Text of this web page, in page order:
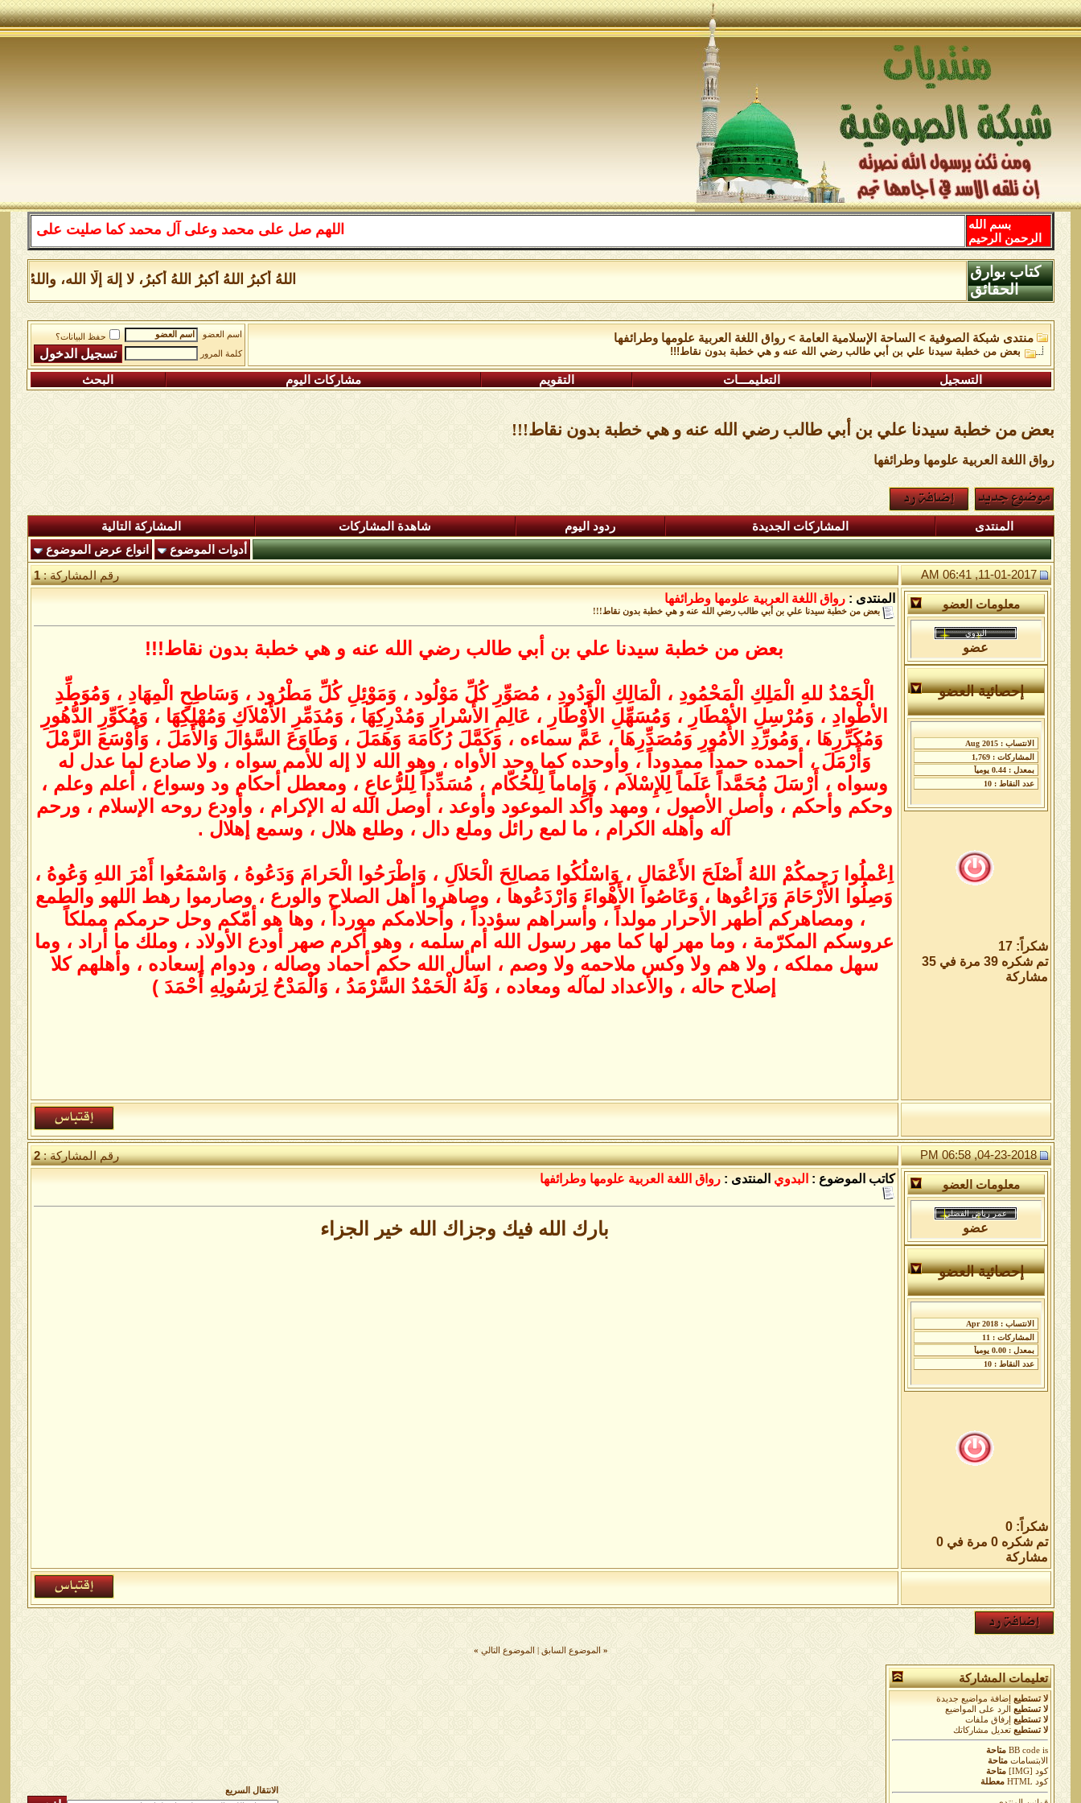
اللهم صل على محمد وعلى آل محمد كما صليت على إبراهيم
بسم الله
الرحمن الرحيم
اللهُ أكبرُ اللهُ أكبرُ اللهُ أكبرُ، لا إلهَ إلَّا الله، واللهُ
كتاب بوارق
الحقائق
منتدى شبكة الصوفية > الساحة اﻹسلامية العامة >رواق اللغة العربية علومها وطرائفها
بعض من خطبة سيدنا علي بن أبي طالب رضي الله عنه و هي خطبة بدون نقاط!!!
اسم العضو
حفظ البيانات؟
كلمة المرور
التسجيل التعليمـــات التقويم مشاركات اليوم البحث
بعض من خطبة سيدنا علي بن أبي طالب رضي الله عنه و هي خطبة بدون نقاط!!!
رواق اللغة العربية علومها وطرائفها
المنتدى المشاركات الجديدة ردود اليوم شاهدة المشاركات
المشاركة التالية
أدوات الموضوع
انواع عرض الموضوع
11-01-2017, 06:41 AM
رقم المشاركة :1
معلومات العضو
عضو
إحصائية العضو
شكراً: 17
تم شكره 39 مرة في 35
مشاركة
المنتدى : رواق اللغة العربية علومها وطرائفها
بعض من خطبة سيدنا علي بن أبي طالب رضي الله عنه و هي خطبة بدون نقاط!!!
بعض من خطبة سيدنا علي بن أبي طالب رضي الله عنه و هي خطبة بدون نقاط!!!
الْحَمْدُ للهِِ الْمَلِكِ الْمَحْمُودِ ، الْمَالِكِ الْوَدُودِ ، مُصَوِّرِ كُلِّ مَوْلُود ، وَمَوْئِلِ كُلِّ مَطْرُود ، وَسَاطِحِ الْمِهَادِ ، وَمُوَطِّدِ
الأطْوادِ ، وَمُرْسِلِ الأمْطَارِ ، وَمُسَهِّلِ الأَوْطَارِ ، عَالِمِ الأَسْرارِ وَمُدْرِكِهَا ، وَمُدَمِّرِ الأَمْلاَكِ وَمُهْلِكِهَا ، وَمُكَوِّرِ الدُّهُورِ
وَمُكَرِّرِهَا ، وَمُورِّدِ الأُمُورِ وَمُصَدِّرِهَا ، عَمَّ سماءه ، وَكَمَّلَ رُكَامَهَ وَهَمَلَ ، وَطَاوَعَ السَّؤالَ وَالأَمَلَ ، وَأَوْسَعَ الرَّمْلَ
وَأَرْمَلَ ، أحمده حمداً ممدوداً ، وأوحده كما وحد الأواه ، وهو الله لا إله للأمم سواه ، ولا صادع لما عدل له
وسواه ، أَرْسَلَ مُحَمَّداً عَلَماً لِلإِسْلاَم ، وَإِماماً لِلْحُكّام ، مُسَدِّداً لِلرُّعاعِ ، ومعطل أحكام ود وسواع ، أعلم وعلم ،
وحكم وأحكم ، وأصل الأصول ، ومهد وأكد الموعود وأوعد ، أوصل الله له الإكرام ، وأودع روحه الإسلام ، ورحم
آله وأهله الكرام ، ما لمع رائل وملع دال ، وطلع هلال ، وسمع إهلال .
اِعْملُوا رَحمكُمْ اللهُ أَصْلَحَ الأَعْمَالِ ، وَاسْلُكُوا مَصالِحَ الْحَلاَلِ ، وَاطْرَحُوا الْحَرامَ وَدَعُوهُ ، وَاسْمَعُوا أَمْرَ اللهِ وَعُوهُ ،
وَصِلُوا الأَرْحَامَ وَرَاعُوها ، وَعَاصُوا الأَهْواءَ وَارْدَعُوها ، وصاهروا أهل الصلاح والورع ، وصارموا رهط اللهو والطمع
، ومصاهركم أطهر الأحرار مولداً ، وأسراهم سؤدداً ، وأحلامكم مورداً ، وها هو أمّكم وحل حرمكم مملكاً
عروسكم المكرّمة ، وما مهر لها كما مهر رسول الله أم سلمه ، وهو أكرم صهر أودع الأولاد ، وملك ما أراد ، وما
سهل مملكه ، ولا هم ولا وكس ملاحمه ولا وصم ، اسأل الله حكم أحماد وصاله ، ودوام إسعاده ، وأهلهم كلا
إصلاح حاله ، والأعداد لمآله ومعاده ، وَلَهُ الْحَمْدُ السَّرْمَدُ ، وَالْمَدْحُ لِرَسُولِهِ أَحْمَدَ )
04-23-2018, 06:58 PM رقم المشاركة :2
معلومات العضو
عضو
إحصائية العضو
شكراً: 0
تم شكره 0 مرة في 0
مشاركة
كاتب الموضوع : البدوي المنتدى : رواق اللغة العربية علومها وطرائفها
بارك الله فيك وجزاك الله خير الجزاء
« الموضوع السابق الموضوع التالي »
تعليمات المشاركة
لا تستطيع
إضافة مواضيع جديدة
لا تستطيع
الرد على المواضيع
لا تستطيع
إرفاق ملفات
لا تستطيع تعديل مشاركاتك
BB codeis
متاحة
الابتسامات متاحة
كود [IMG]
متاحة
كود HTML
معطلة
الانتقال السريع